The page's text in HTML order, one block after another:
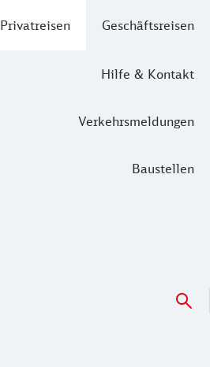
Privatreisen Geschäftsreisen
Hilfe & Kontakt
Verkehrsmeldungen
Baustellen